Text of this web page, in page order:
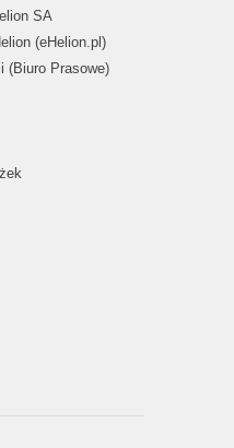
SA
(eHelion.pl)
(Biuro Prasowe)